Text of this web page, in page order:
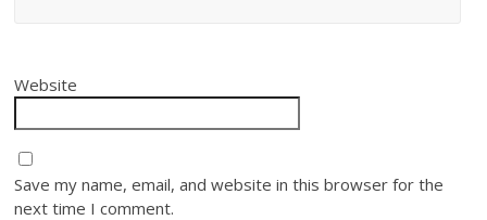
Website
Save my name, email, and website in this browser for the
next time I comment.